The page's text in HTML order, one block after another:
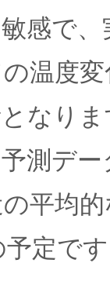
感で
温度
なり
測デ
平均
定で